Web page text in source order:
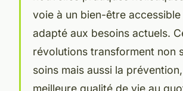
voie à un bien-être accessible
adapté aux besoins actuels.
révolutions transforment non
soins mais aussi la
meilleure qualité de vie au